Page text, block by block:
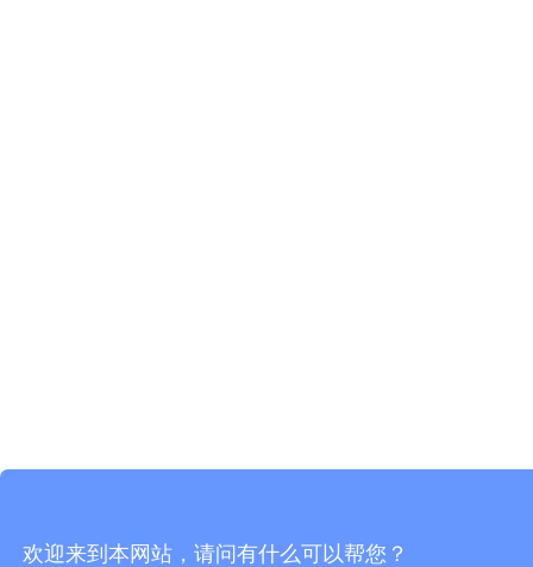
欢迎来到本网站，请问有什么可以帮您？